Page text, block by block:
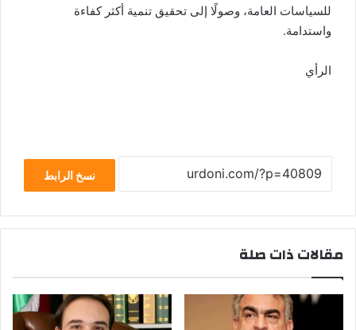
للسياسات العامة، وصولًا إلى تحقيق تنمية أكثر كفاءة
واستدامة.
الرأي
نسخ الرابط
مقالات ذات صلة